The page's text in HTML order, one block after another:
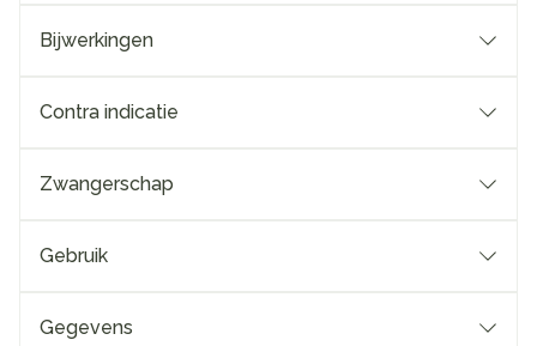
Bijwerkingen
Contra indicatie
Zwangerschap
Gebruik
Gegevens